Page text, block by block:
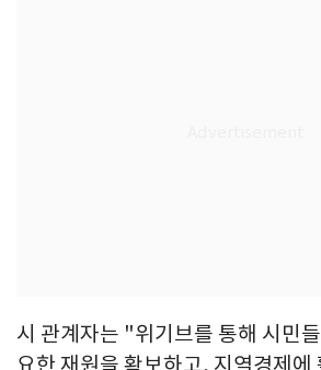
시 관계자는 "위기브를 통해 시민
요한 재원을 확보하고, 지역경제에